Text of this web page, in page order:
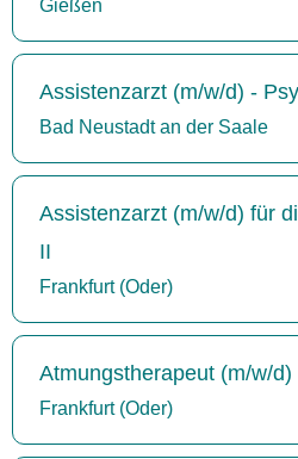
Gießen
Assistenzarzt (m/w/d) -
Bad Neustadt an der Saale
Assistenzarzt (m/w/d) für
II
Frankfurt (Oder)
Atmungstherapeut (m/w/d)
Frankfurt (Oder)